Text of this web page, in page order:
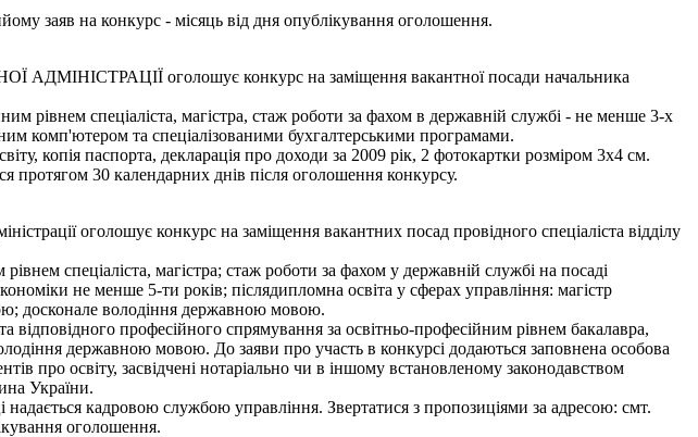
заяв на конкурс - місяць від дня опублікування оголошення.
оголошує конкурс на заміщення вакантної посади начальника
рівнем спеціаліста, магістра, стаж роботи за фахом в державній службі - не менше 3-х
комп'ютером та спеціалізованими бухгалтерськими програмами.
копія паспорта, декларація про доходи за 2009 рік, 2 фотокартки розміром 3х4 см.
30 календарних днів після оголошення конкурсу.
конкурс на заміщення вакантних посад провідного спеціаліста відділу
спеціаліста, магістра; стаж роботи за фахом у державній службі на посаді
не менше 5-ти років; післядипломна освіта у сферах управління: магістр
досконале володіння державною мовою.
відповідного професійного спрямування за освітньо-професійним рівнем бакалавра,
державною мовою. До заяви про участь в конкурсі додаються заповнена особова
про освіту, засвідчені нотаріально чи в іншому встановленому законодавством
України.
кадровою службою управління. Звертатися з пропозиціями за адресою: смт.
оголошення.